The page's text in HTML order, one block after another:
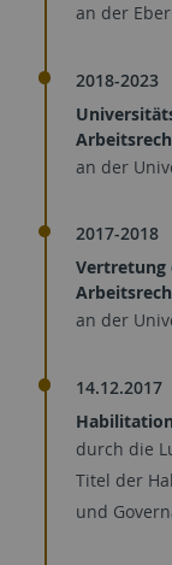
an der
2018-2023
an der
2017-2018
Vertretung
an der
14.12.2017
Habilitation
durch die
Titel der
und